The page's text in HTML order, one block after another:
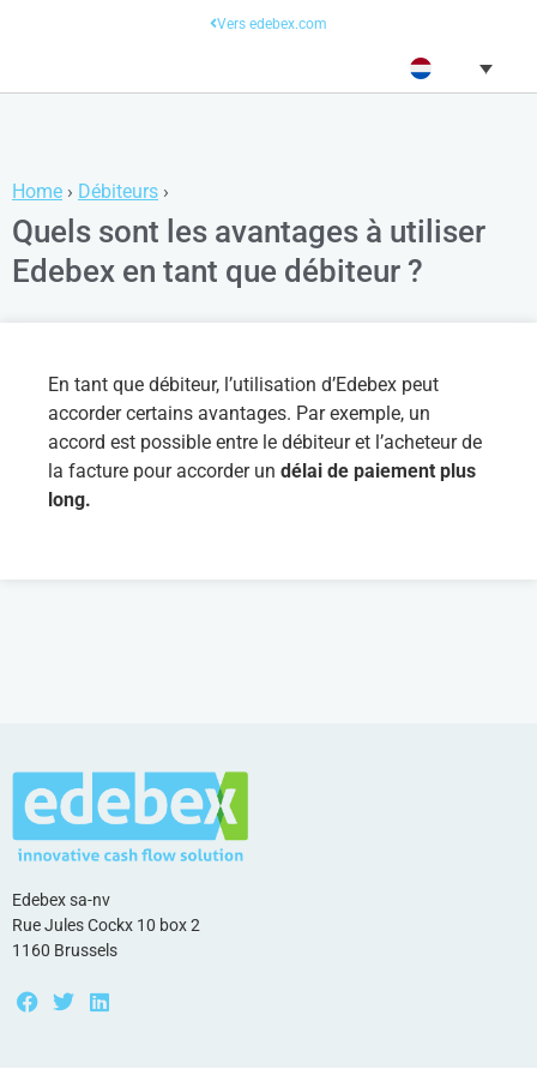
Vers edebex.com
Home › Débiteurs ›
Quels sont les avantages à utiliser
Edebex en tant que débiteur ?
En tant que débiteur, l’utilisation d’Edebex peut
accorder certains avantages. Par exemple, un
accord est possible entre le débiteur et l’acheteur de
la facture pour accorder un délai de paiement plus
long.
Edebex sa-nv
Rue Jules Cockx 10 box 2
1160 Brussels